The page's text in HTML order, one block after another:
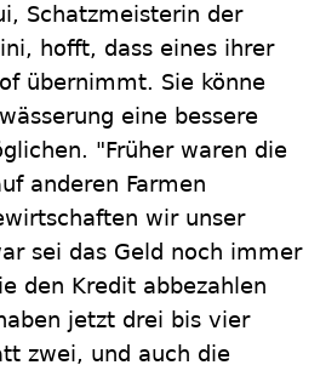
Schatzmeisterin der
hofft, dass eines ihrer
übernimmt. Sie könne
eine bessere
"Früher waren die
anderen Farmen
wir unser
sei das Geld noch immer
den Kredit abbezahlen
jetzt drei bis vier
zwei, und auch die